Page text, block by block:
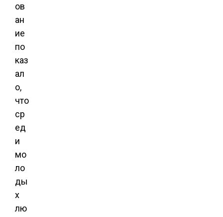
ов
ан
ие
по
каз
ал
о,
что
ср
ед
и
мо
ло
ды
х
лю